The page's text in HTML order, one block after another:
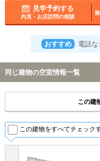
見学予約する
内見・お店訪問の相談
おすすめ 電話
同じ建物の空室情報一覧
この建
この建物をすべてチェック